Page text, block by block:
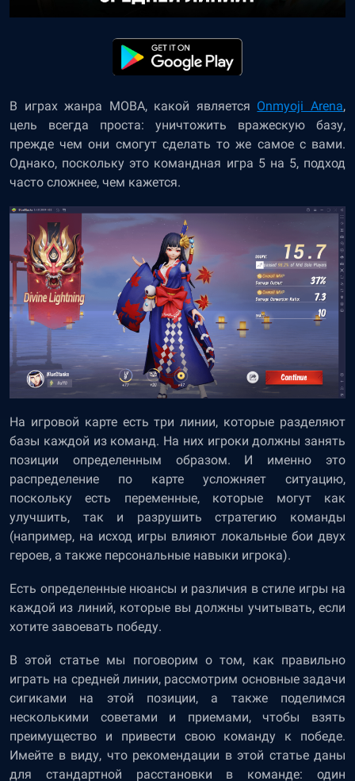
В играх жанра MOBA, какой является Onmyoji Arena,
цель всегда проста: уничтожить вражескую базу,
прежде чем они смогут сделать то же самое с вами.
Однако, поскольку это командная игра 5 на 5, подход
часто сложнее, чем кажется.
На игровой карте есть три линии, которые разделяют
базы каждой из команд. На них игроки должны занять
позиции определенным образом. И именно это
распределение по карте усложняет ситуацию,
поскольку есть переменные, которые могут как
улучшить, так и разрушить стратегию команды
(например, на исход игры влияют локальные бои двух
героев, а также персональные навыки игрока).
Есть определенные нюансы и различия в стиле игры на
каждой из линий, которые вы должны учитывать, если
хотите завоевать победу.
В этой статье мы поговорим о том, как правильно
играть на средней линии, рассмотрим основные задачи
сигиками на этой позиции, а также поделимся
несколькими советами и приемами, чтобы взять
преимущество и привести свою команду к победе.
Имейте в виду, что рекомендации в этой статье даны
для стандартной расстановки в команде: один